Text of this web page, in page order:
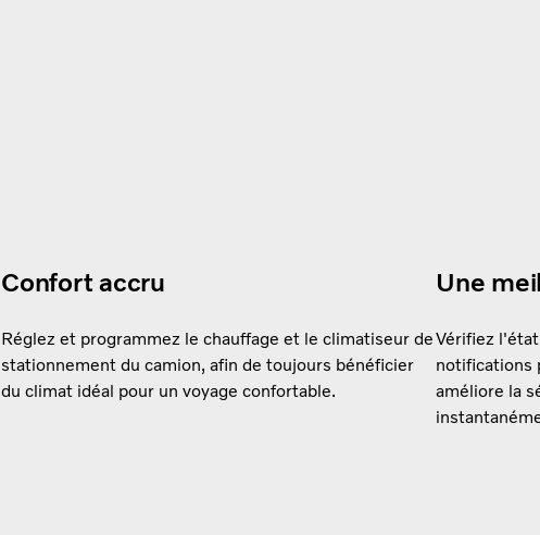
Confort accru
Réglez et programmez le chauffage et le climatiseur de
stationnement du camion, afin de toujours bénéficier
du climat idéal pour un voyage confortable.
Une
Vérifiez
notifications
améliore la